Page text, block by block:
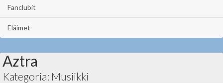
Fanclubit
Eläimet
Aztra
Kategoria: Musiikki